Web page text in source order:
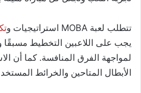
تتطلب لعبة MOBA استراتيجيات و
يجب على اللاعبين التخطيط مسبقًا
لمواجهة الفرق المنافسة. كما أن
الأبطال المتاحين والخرائط